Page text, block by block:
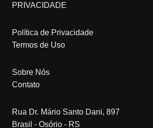
PRIVACIDADE
Política de Privacidade
Termos de Uso
Sobre Nós
Contato
Rua Dr. Mário Santo Dani, 897
Brasil - Osório - RS